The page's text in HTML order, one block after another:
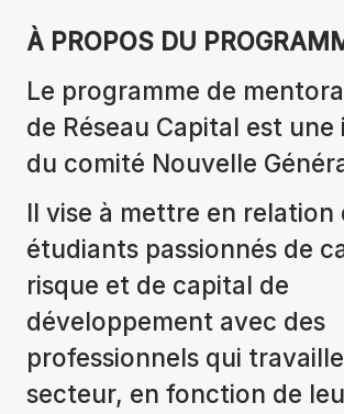
À PROPOS DU
Le programme de
de Réseau Capital est
du comité Nouvelle
Il vise à mettre en relation
étudiants passionnés de
risque et de capital de
développement avec des
professionnels qui
secteur, en fonction de